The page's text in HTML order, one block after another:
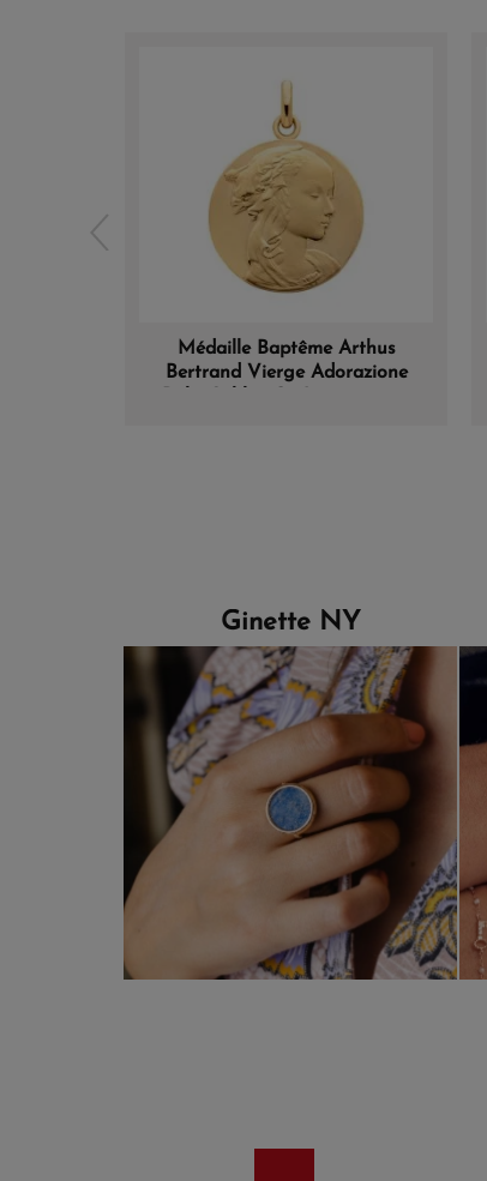
Médaille Baptême Arthus
Bertrand Vierge Adorazione
Ginette NY